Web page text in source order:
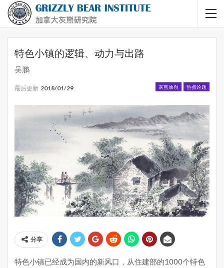
特色小镇的逻辑、动力与出路
吴鹏
灰熊原创 热点论题
最后更新 2018/01/29
分享
特色小镇已经成为国内的新风口，从住建部的1000个特色